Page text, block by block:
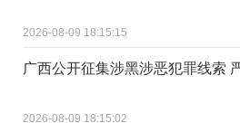
2026-08-09 18:15:15
广西公开征集涉黑涉恶犯罪线索
2026-08-09 18:15:02